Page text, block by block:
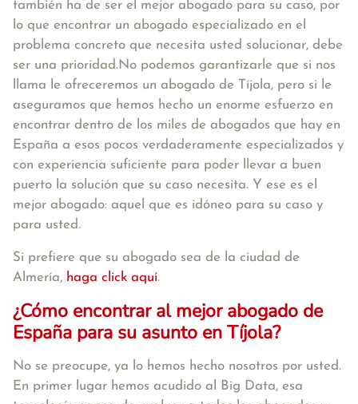
también ha de ser el mejor abogado para su caso, por
lo que encontrar un abogado especializado en el
problema concreto que necesita usted solucionar, debe
ser una prioridad.No podemos garantizarle que si nos
llama le ofreceremos un abogado de Tíjola, pero si le
aseguramos que hemos hecho un enorme esfuerzo en
encontrar dentro de los miles de abogados que hay en
España a esos pocos verdaderamente especializados y
con experiencia suficiente para poder llevar a buen
puerto la solución que su caso necesita. Y ese es el
mejor abogado: aquel que es idóneo para su caso y
para usted.
Si prefiere que su abogado sea de la ciudad de
Almería, haga click aquí.
¿Cómo encontrar al mejor abogado de
España para su asunto en Tíjola?
No se preocupe, ya lo hemos hecho nosotros por usted.
En primer lugar hemos acudido al Big Data, esa